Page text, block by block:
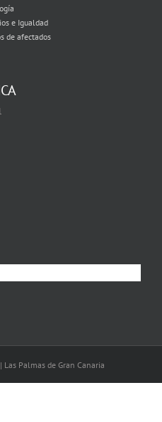
e Igualdad
de afectados
Palmas de Gran Canaria